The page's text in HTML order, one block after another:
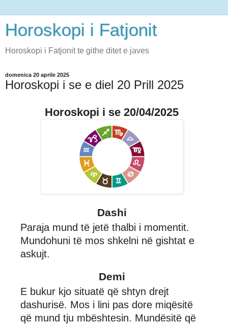
Horoskopi i Fatjonit
Horoskopi i Fatjonit te githe ditet e javes
domenica 20 aprile 2025
Horoskopi i se e diel 20 Prill 2025
Horoskopi i se 20/04/2025
Dashi
Paraja mund të jetë thalbi i momentit.
Mundohuni të mos shkelni në gishtat e
askujt.
Demi
E bukur kjo situatë që shtyn drejt
dashurisë. Mos i lini pas dore miqësitë
që mund tju mbështesin. Mundësitë që